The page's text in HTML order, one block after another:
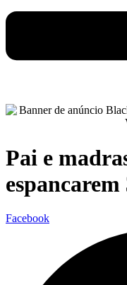
Pai e
Facebook